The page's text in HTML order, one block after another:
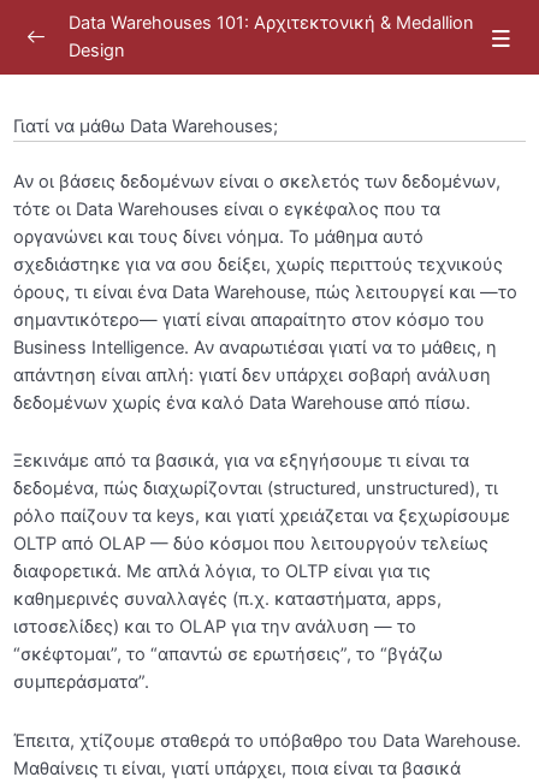
Καλωσόρισμα 0/10
Σχετικά με το Project του μαθήματος
Εισαγωγή 0/11
Γιατί να μάθω Data Warehouses;
Δομές Δεδομένων (Data Structures)
Δομημένα Δεδομένα 02:43
Αδόμητα Δεδομένα 01:42
Τύποι Κλειδιών
Γιατί Business Intelligence;
OLTP vs OLAP
Activity: Προσδιορισμός Primary & Foreign Keys
Data Warehouses 101: Αρχιτεκτονική & Medallion
Design
Γιατί να μάθω Data Warehouses;
Αν οι βάσεις δεδομένων είναι ο σκελετός των δεδομένων,
τότε οι Data Warehouses είναι ο εγκέφαλος που τα
οργανώνει και τους δίνει νόημα. Το μάθημα αυτό
σχεδιάστηκε για να σου δείξει, χωρίς περιττούς τεχνικούς
όρους, τι είναι ένα Data Warehouse, πώς λειτουργεί και —το
σημαντικότερο— γιατί είναι απαραίτητο στον κόσμο του
Business Intelligence. Αν αναρωτιέσαι γιατί να το μάθεις, η
απάντηση είναι απλή: γιατί δεν υπάρχει σοβαρή ανάλυση
δεδομένων χωρίς ένα καλό Data Warehouse από πίσω.
Ξεκινάμε από τα βασικά, για να εξηγήσουμε τι είναι τα
δεδομένα, πώς διαχωρίζονται (structured, unstructured), τι
ρόλο παίζουν τα keys, και γιατί χρειάζεται να ξεχωρίσουμε
OLTP από OLAP — δύο κόσμοι που λειτουργούν τελείως
διαφορετικά. Με απλά λόγια, το OLTP είναι για τις
καθημερινές συναλλαγές (π.χ. καταστήματα, apps,
ιστοσελίδες) και το OLAP για την ανάλυση — το
“σκέφτομαι”, το “απαντώ σε ερωτήσεις”, το “βγάζω
συμπεράσματα”.
Έπειτα, χτίζουμε σταθερά το υπόβαθρο του Data Warehouse.
Μαθαίνεις τι είναι, γιατί υπάρχει, ποια είναι τα βασικά